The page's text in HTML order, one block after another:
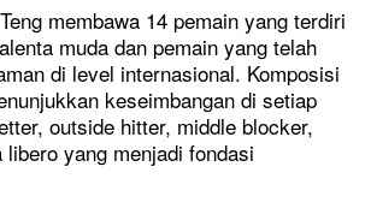
membawa 14 pemain yang terdiri
muda dan pemain yang telah
di level internasional. Komposisi
keseimbangan di setiap
outside hitter, middle blocker,
yang menjadi fondasi